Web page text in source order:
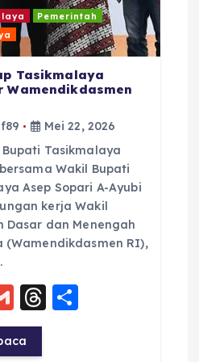
Pemerintah
Tasikmalaya
Wamendikdasmen
Mei 22, 2026
Bupati Tasikmalaya
Wakil Bupati
Asep Sopari A-Ayubi
kerja Wakil
Dasar dan Menengah
(Wamendikdasmen RI),
G
m
ai
T